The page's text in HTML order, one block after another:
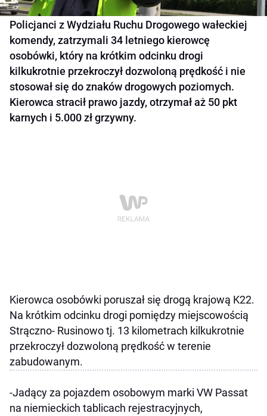
Policjanci z Wydziału Ruchu Drogowego wałeckiej
komendy, zatrzymali 34 letniego kierowcę
osobówki, który na krótkim odcinku drogi
kilkukrotnie przekroczył dozwoloną prędkość i nie
stosował się do znaków drogowych poziomych.
Kierowca stracił prawo jazdy, otrzymał aż 50 pkt
karnych i 5.000 zł grzywny.
Kierowca osobówki poruszał się drogą krajową K22.
Na krótkim odcinku drogi pomiędzy miejscowością
Strączno- Rusinowo tj. 13 kilometrach kilkukrotnie
przekroczył dozwoloną prędkość w terenie
zabudowanym.
-Jadący za pojazdem osobowym marki VW Passat
na niemieckich tablicach rejestracyjnych,